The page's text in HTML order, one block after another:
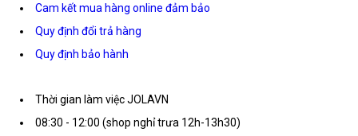
Cam kết mua hàng online đảm bảo
Quy định đổi trả hàng
Quy định bảo hành
Thời gian làm việc JOLAVN
08:30 - 12:00 (shop nghỉ trưa 12h-13h30)